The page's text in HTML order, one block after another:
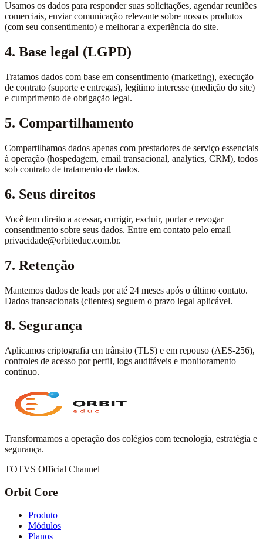
Usamos os dados para responder suas solicitações, agendar reuniões
comerciais, enviar comunicação relevante sobre nossos produtos
(com seu consentimento) e melhorar a experiência do site.
4. Base legal (LGPD)
Tratamos dados com base em consentimento (marketing), execução
de contrato (suporte e entregas), legítimo interesse (medição do site)
e cumprimento de obrigação legal.
5. Compartilhamento
Compartilhamos dados apenas com prestadores de serviço essenciais
à operação (hospedagem, email transacional, analytics, CRM), todos
sob contrato de tratamento de dados.
6. Seus direitos
Você tem direito a acessar, corrigir, excluir, portar e revogar
consentimento sobre seus dados. Entre em contato pelo email
privacidade@orbiteduc.com.br.
7. Retenção
Mantemos dados de leads por até 24 meses após o último contato.
Dados transacionais (clientes) seguem o prazo legal aplicável.
8. Segurança
Aplicamos criptografia em trânsito (TLS) e em repouso (AES-256),
controles de acesso por perfil, logs auditáveis e monitoramento
contínuo.
Transformamos a operação dos colégios com tecnologia, estratégia e
segurança.
TOTVS Official Channel
Orbit Core
Produto
Módulos
Planos